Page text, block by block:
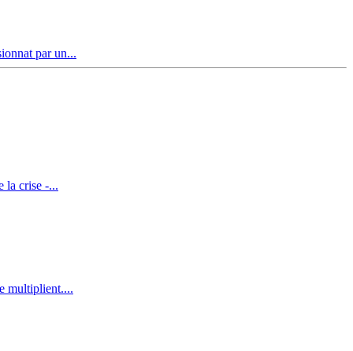
par un...
la crise -...
multiplient....